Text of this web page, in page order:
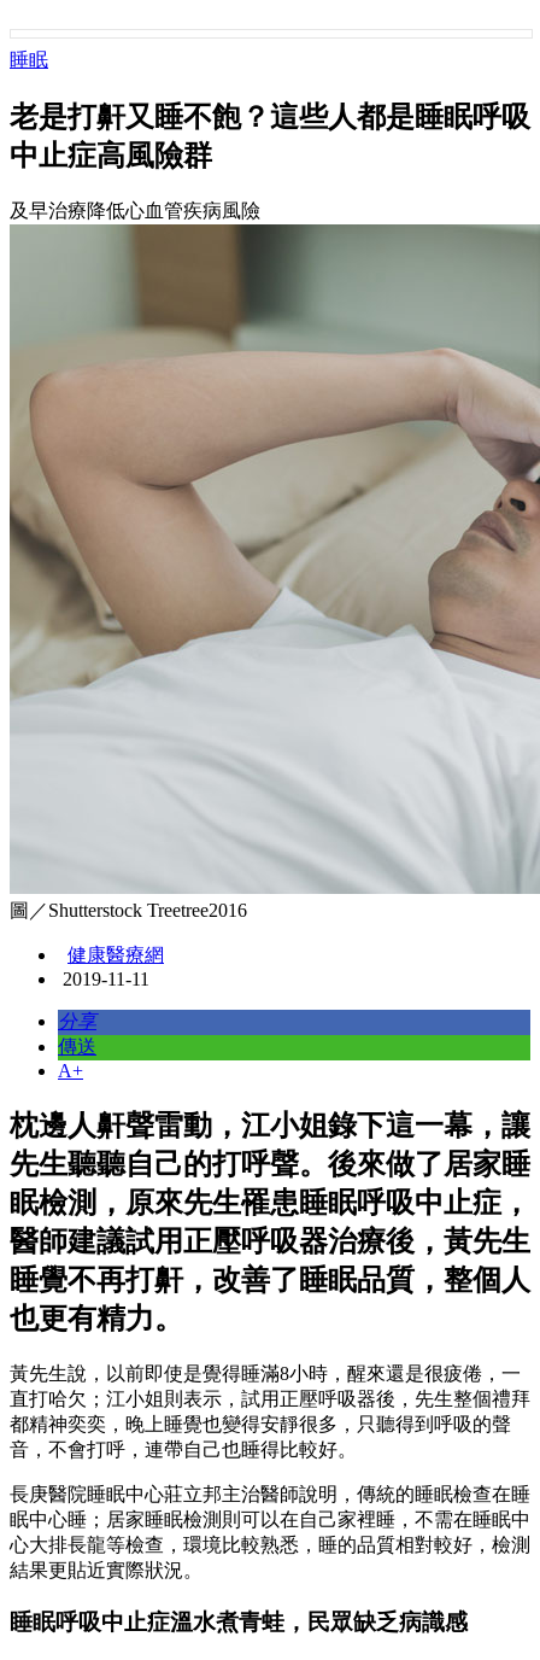
睡眠
老是打鼾又睡不飽？這些人都是睡眠呼吸
中止症高風險群
及早治療降低心血管疾病風險
圖／Shutterstock Treetree2016
健康醫療網
2019-11-11
分享
傳送
A+
枕邊人鼾聲雷動，江小姐錄下這一幕，讓
先生聽聽自己的打呼聲。後來做了居家睡
眠檢測，原來先生罹患睡眠呼吸中止症，
醫師建議試用正壓呼吸器治療後，黃先生
睡覺不再打鼾，改善了睡眠品質，整個人
也更有精力。
黃先生說，以前即使是覺得睡滿8小時，醒來還是很疲倦，一
直打哈欠；江小姐則表示，試用正壓呼吸器後，先生整個禮拜
都精神奕奕，晚上睡覺也變得安靜很多，只聽得到呼吸的聲
音，不會打呼，連帶自己也睡得比較好。
長庚醫院睡眠中心莊立邦主治醫師說明，傳統的睡眠檢查在睡
眠中心睡；居家睡眠檢測則可以在自己家裡睡，不需在睡眠中
心大排長龍等檢查，環境比較熟悉，睡的品質相對較好，檢測
結果更貼近實際狀況。
睡眠呼吸中止症溫水煮青蛙，民眾缺乏病識感